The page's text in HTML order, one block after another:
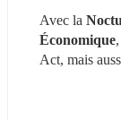
Avec la
Économique
Act, mais